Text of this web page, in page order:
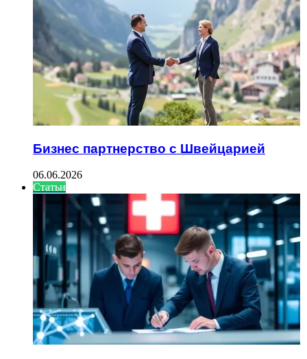
Бизнес партнерство с Швейцарией
06.06.2026
Статьи